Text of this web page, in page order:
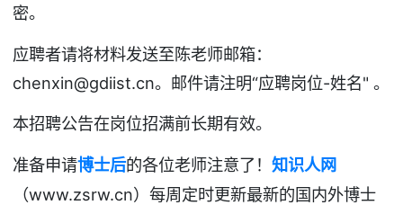
密。
应聘者请将材料发送至陈老师邮箱：
chenxin@gdiist.cn。邮件请注明“应聘岗位-姓名" 。
本招聘公告在岗位招满前长期有效。
准备申请博士后的各位老师注意了！ 知识人网
（www.zsrw.cn）每周定时更新最新的国内外博士